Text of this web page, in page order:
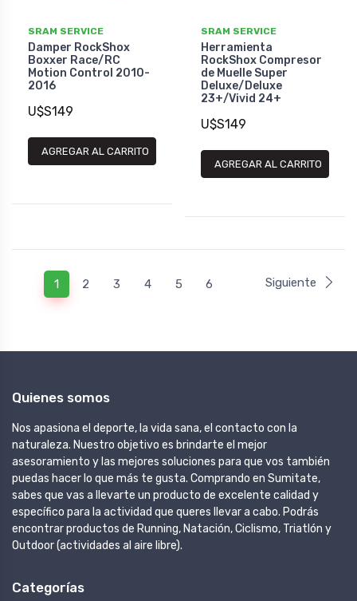
SRAM SERVICE
Damper RockShox
Boxxer Race/RC
Motion Control 2010-
2016
U$S149
AGREGAR AL CARRITO
SRAM SERVICE
Herramienta
RockShox Compresor
de Muelle Super
Deluxe/Deluxe
23+/Vivid 24+
U$S149
AGREGAR AL CARRITO
1 2 3 4 5 6 Siguiente
Quienes somos
Nos apasiona el deporte, la vida sana, el contacto con la
naturaleza. Nuestro objetivo es brindarte el mejor
asesoramiento y las mejores soluciones para que vos también
puedas hacer lo que más te gusta. Comprando en Sumitate,
sabes que vas a llevarte un producto de excelente calidad y
específico para la actividad que queres llevar a cabo. Podrás
encontrar productos de Running, Natación, Ciclismo, Triatlón y
Outdoor (actividades al aire libre).
Categorías